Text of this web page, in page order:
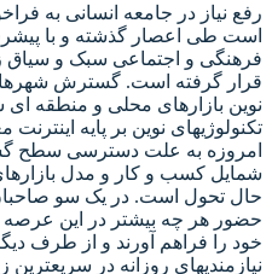
رفع نیاز در جامعه انسانی به
است طی اعصار گذشته و با
فرهنگی و اجتماعی سبک و سیاق
قرار گرفته است. گسترش
نوین بازارهای محلی و منطقه
تکنولوژیهای نوین بر پایه
امروزه به علت دسترسی سطح
شمایل کسب و کار و مدل
حال تحول است. در یک سو صاحبان
حضور هر چه بیشتر در این
خود را فراهم آورند و از طرف
نیازمندیهای روزانه در